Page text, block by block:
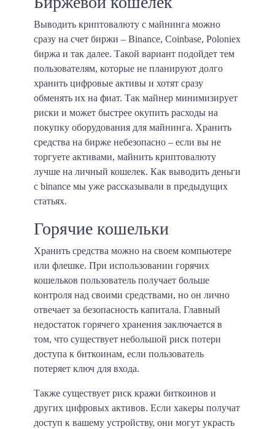
Выводить криптовалюту с майнинга можно
сразу на счет биржи – Binance, Coinbase, Poloniex
биржа и так далее. Такой вариант подойдет тем
пользователям, которые не планируют долго
хранить цифровые активы и хотят сразу
обменять их на фиат. Так майнер минимизирует
риски и может быстрее окупить расходы на
покупку оборудования для майнинга. Хранить
средства на бирже небезопасно – если вы не
торгуете активами, майнить криптовалюту
лучше на личный кошелек. Как выводить деньги
с binance мы уже рассказывали в предыдущих
статьях.
Горячие кошельки
Хранить средства можно на своем компьютере
или флешке. При использовании горячих
кошельков пользователь получает больше
контроля над своими средствами, но он лично
отвечает за безопасность капитала. Главный
недостаток горячего хранения заключается в
том, что существует небольшой риск потери
доступа к биткоинам, если пользователь
потеряет ключ для входа.
Также существует риск кражи биткоинов и
других цифровых активов. Если хакеры получат
доступ к вашему устройству, они могут украсть